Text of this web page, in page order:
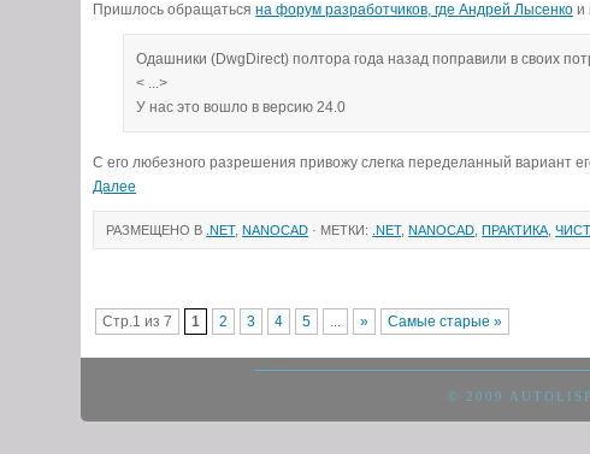
Пришлось обращатьсяна форум разработчиков, гдеАндрей Лысенко и
Одашники (DwgDirect) полтора года назад поправили в своих
< ...>
У нас это вошло в версию 24.0
С его любезного разрешения привожу слегка переделанный вариант
Далее
РАЗМЕЩЕНО В .NET,NANOCAD · МЕТКИ: .NET,NANOCAD ,ПРАКТИКА ,
Стр.1 из 7 1 2 3 4 5 ... » Самые старые »
© 2009